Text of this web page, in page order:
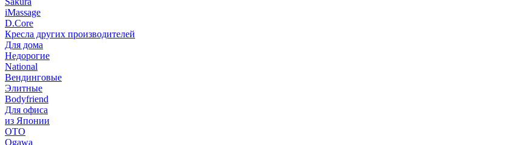
iMassage
D.Core
Кресла других производителей
Для дома
Недорогие
National
Вендинговые
Элитные
Bodyfriend
Для офиса
из Японии
OTO
Ogawa